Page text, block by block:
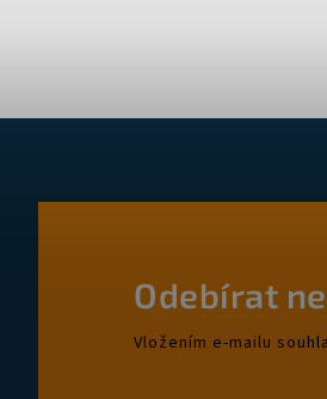
Odebírat
Vložením e-mailu